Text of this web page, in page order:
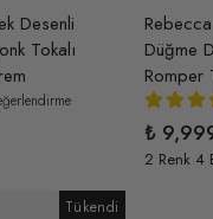
Desenli
Tokalı
Düğme
Romper
₺
2 Renk 4
Tükendi